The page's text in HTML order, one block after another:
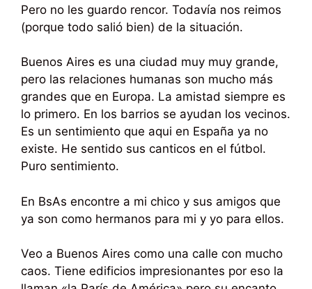
Pero no les guardo rencor. Todavía nos reimos
(porque todo salió bien) de la situación.
Buenos Aires es una ciudad muy muy grande,
pero las relaciones humanas son mucho más
grandes que en Europa. La amistad siempre es
lo primero. En los barrios se ayudan los vecinos.
Es un sentimiento que aqui en España ya no
existe. He sentido sus canticos en el fútbol.
Puro sentimiento.
En BsAs encontre a mi chico y sus amigos que
ya son como hermanos para mi y yo para ellos.
Veo a Buenos Aires como una calle con mucho
caos. Tiene edificios impresionantes por eso la